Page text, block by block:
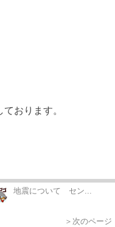
おります。
地震について セン...
＞次のページ